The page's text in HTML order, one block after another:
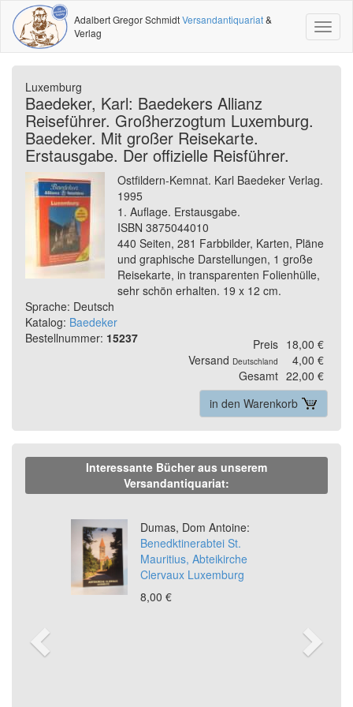
Adalbert Gregor SchmidtVersandantiquariat&
Verlag
Luxemburg
Baedeker, Karl: Baedekers Allianz
Reiseführer. Großherzogtum Luxemburg.
Baedeker. Mit großer Reisekarte.
Erstausgabe. Der offizielle Reisführer.
Ostfildern-Kemnat. Karl Baedeker Verlag.
1995
1. Auflage. Erstausgabe.
ISBN 3875044010
440 Seiten, 281 Farbbilder, Karten, Pläne
und graphische Darstellungen, 1 große
Reisekarte, in transparenten Folienhülle,
sehr schön erhalten. 19 x 12 cm.
Sprache: Deutsch
Katalog: Baedeker
Bestellnummer: 15237 Preis 18,00 €
Versand Deutschland
4,00 €
Gesamt 22,00 €
in den Warenkorb
Interessante Bücher aus unserem
Versandantiquariat:
Dumas, Dom Antoine:
Benedktinerabtei St.
Mauritius, Abteikirche
Clervaux Luxemburg
8,00 €
Previous